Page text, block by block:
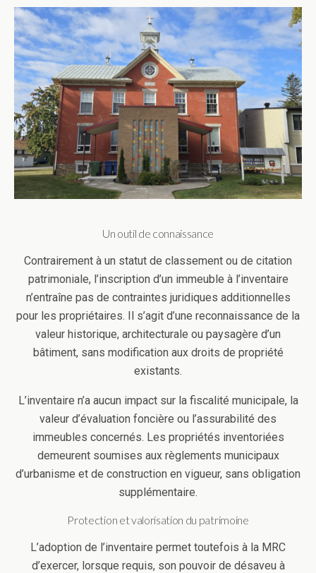
Un outil de connaissance
Contrairement à un statut de classement ou de citation
patrimoniale, l’inscription d’un immeuble à l’inventaire
n’entraîne pas de contraintes juridiques additionnelles
pour les propriétaires. Il s’agit d’une reconnaissance de la
valeur historique, architecturale ou paysagère d’un
bâtiment, sans modification aux droits de propriété
existants.
L’inventaire n’a aucun impact sur la fiscalité municipale, la
valeur d’évaluation foncière ou l’assurabilité des
immeubles concernés. Les propriétés inventoriées
demeurent soumises aux règlements municipaux
d’urbanisme et de construction en vigueur, sans obligation
supplémentaire.
Protection et valorisation du patrimoine
L’adoption de l’inventaire permet toutefois à la MRC
d’exercer, lorsque requis, son pouvoir de désaveu à